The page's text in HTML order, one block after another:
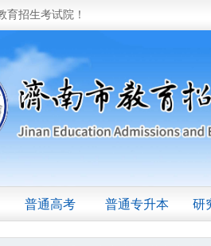
育招生考试院！
普通高考 普通专升本 研